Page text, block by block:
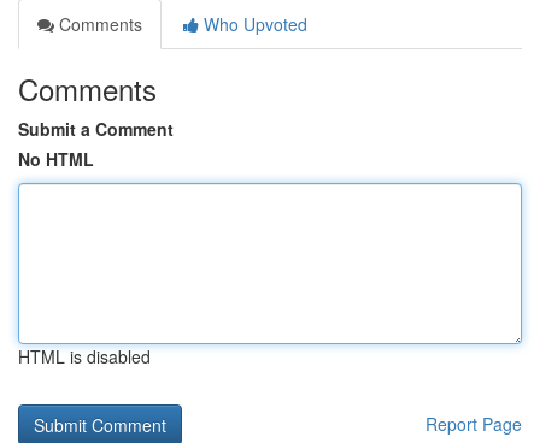
Comments
Who Upvoted
Comments
Submit a Comment
No HTML
HTML is disabled
Report Page